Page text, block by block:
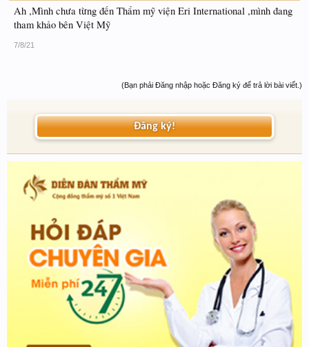
Ah ,Mình chưa từng đến Thẩm mỹ viện Eri International ,mình đang
tham khảo bên Việt Mỹ
7/8/21
(Bạn phải Đăng nhập hoặc Đăng ký để trả lời bài viết.)
Đăng ký!